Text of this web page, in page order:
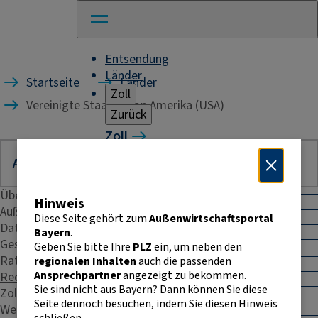
Entsendung
Länder
Zoll
Zurück
Zoll
Warenverkehr mit Drittländern
Warenursprung und Präferenzen
Warenverkehr innerhalb der EU
Allgemeines
Intrahandelsstatistik
Umsatzsteuer-
Identifikationsnummer
Startseite
Länder
Vereinigte Staaten von Amerika (USA)
Übersicht
Außenhandelsstatistik
Daten & Fakten
Geschäftspraxis
Rating
Recht & Steuern
Zoll
Weitere Kontakte
Hinweis
Diese Seite gehört zumAußenwirtschaftsportal
Bayern.
Geben Sie bitte Ihre PLZein, um neben den
regionalen Inhaltenauch die passenden
Ansprechpartnerangezeigt zu bekommen.
Sie sind nicht aus Bayern? Dann können Sie diese
Seite dennoch besuchen, indem Sie diesen Hinweis